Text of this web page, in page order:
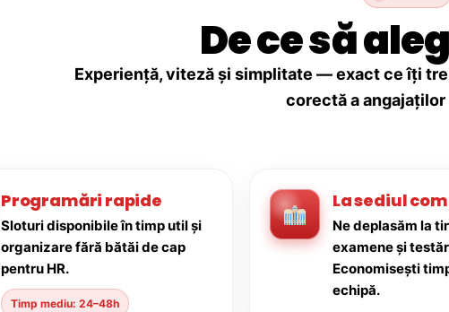
De ce să
Experiență, viteză și simplitate — exact ce îți
corectă a
Programări rapide
Sloturi disponibile în timp util și
organizare fără bătăi de cap
pentru HR.
Timp mediu: 24–48h
La sediul
Ne deplasăm la
examene și
Economisești
echipă.